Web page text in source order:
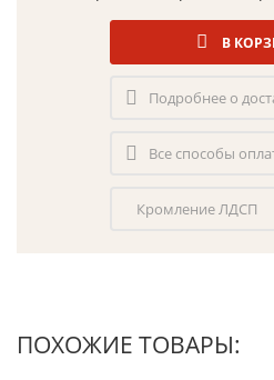
В
Подробнее о
Все способы
Кромление ЛДСП
ПОХОЖИЕ ТОВАРЫ: